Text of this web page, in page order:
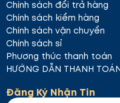
Chính sách đổi trả hàng
Chính sách kiểm hàng
Chính sách vận chuyển
Chính sách sỉ
Phương thức thanh toán
HƯỚNG DẪN THANH
Đăng Ký Nhận Tin